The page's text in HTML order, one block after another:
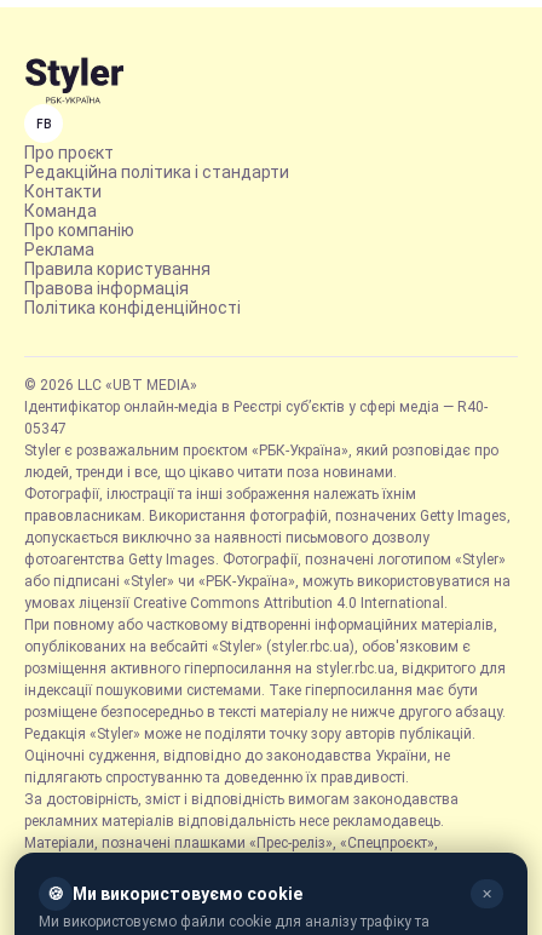
FB
Про проєкт
Редакційна політика і стандарти
Контакти
Команда
Про компанію
Реклама
Правила користування
Правова інформація
Політика конфіденційності
© 2026 LLC «UBT MEDIA»
Ідентифікатор онлайн-медіа в Реєстрі суб’єктів у сфері медіа — R40-
05347
Styler є розважальним проєктом «РБК-Україна», який розповідає про
людей, тренди і все, що цікаво читати поза новинами.
Фотографії, ілюстрації та інші зображення належать їхнім
правовласникам. Використання фотографій, позначених Getty Images,
допускається виключно за наявності письмового дозволу
фотоагентства Getty Images. Фотографії, позначені логотипом «Styler»
або підписані «Styler» чи «РБК-Україна», можуть використовуватися на
умовах ліцензії Creative Commons Attribution 4.0 International.
При повному або частковому відтворенні інформаційних матеріалів,
опублікованих на вебсайті «Styler» (styler.rbc.ua), обов'язковим є
розміщення активного гіперпосилання на styler.rbc.ua, відкритого для
індексації пошуковими системами. Таке гіперпосилання має бути
розміщене безпосередньо в тексті матеріалу не нижче другого абзацу.
Редакція «Styler» може не поділяти точку зору авторів публікацій.
Оціночні судження, відповідно до законодавства України, не
підлягають спростуванню та доведенню їх правдивості.
За достовірність, зміст і відповідність вимогам законодавства
рекламних матеріалів відповідальність несе рекламодавець.
Матеріали, позначені плашками «Прес-реліз», «Спецпроєкт»,
розміщуються на правах реклами.
Рубрика «Новини компаній» є інформаційним форматом, що містить
новини, повідомлення та оголошення, пов'язані з діяльністю
🍪 Ми використовуємо cookie ✕
Ми використовуємо файли cookie для аналізу трафіку та